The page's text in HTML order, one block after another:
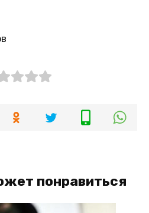
понравиться